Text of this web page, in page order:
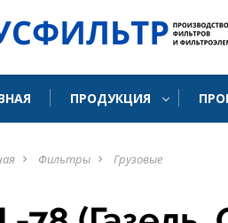
ПРОДУКЦИЯ
navigate_next Фильтры navigate_next Грузовые